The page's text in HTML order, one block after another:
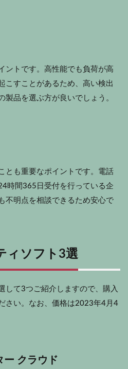
ントです。高性能でも負荷が高
こすことがあるため、高い検出
製品を選ぶ方が良いでしょう。
とも重要なポイントです。電話
時間365日受付を行っている企
不明点を相談できるため安心で
ィソフト3選
して3つご紹介しますので、購入
さい。なお、価格は2023年4月4
クラウド